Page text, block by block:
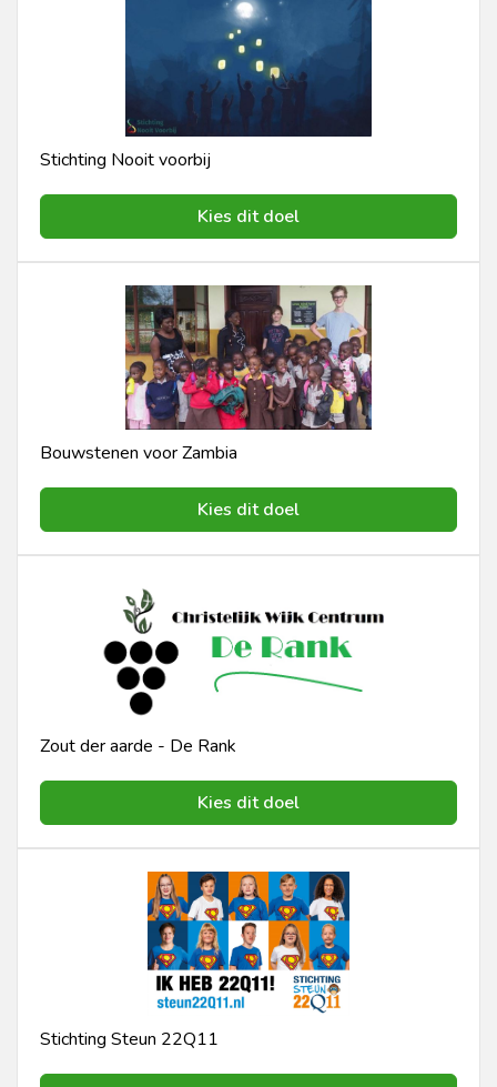
Stichting Nooit voorbij
Kies dit doel
Bouwstenen voor Zambia
Kies dit doel
Zout der aarde - De Rank
Kies dit doel
Stichting Steun 22Q11